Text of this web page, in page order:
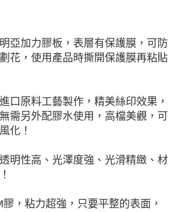
亞加力膠板，表層有保護膜，可防
花，使用產品時撕開保護膜再粘貼
口原料工藝製作，精美絲印效果，
需另外配膠水使用，高檔美觀，可
化！
明性高、光澤度強、光滑精緻、材
，粘力超強，只要平整的表面，